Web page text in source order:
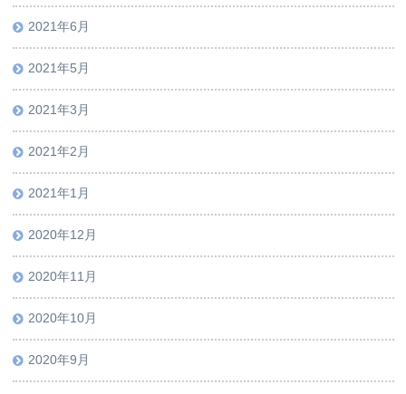
2021年6月
2021年5月
2021年3月
2021年2月
2021年1月
2020年12月
2020年11月
2020年10月
2020年9月